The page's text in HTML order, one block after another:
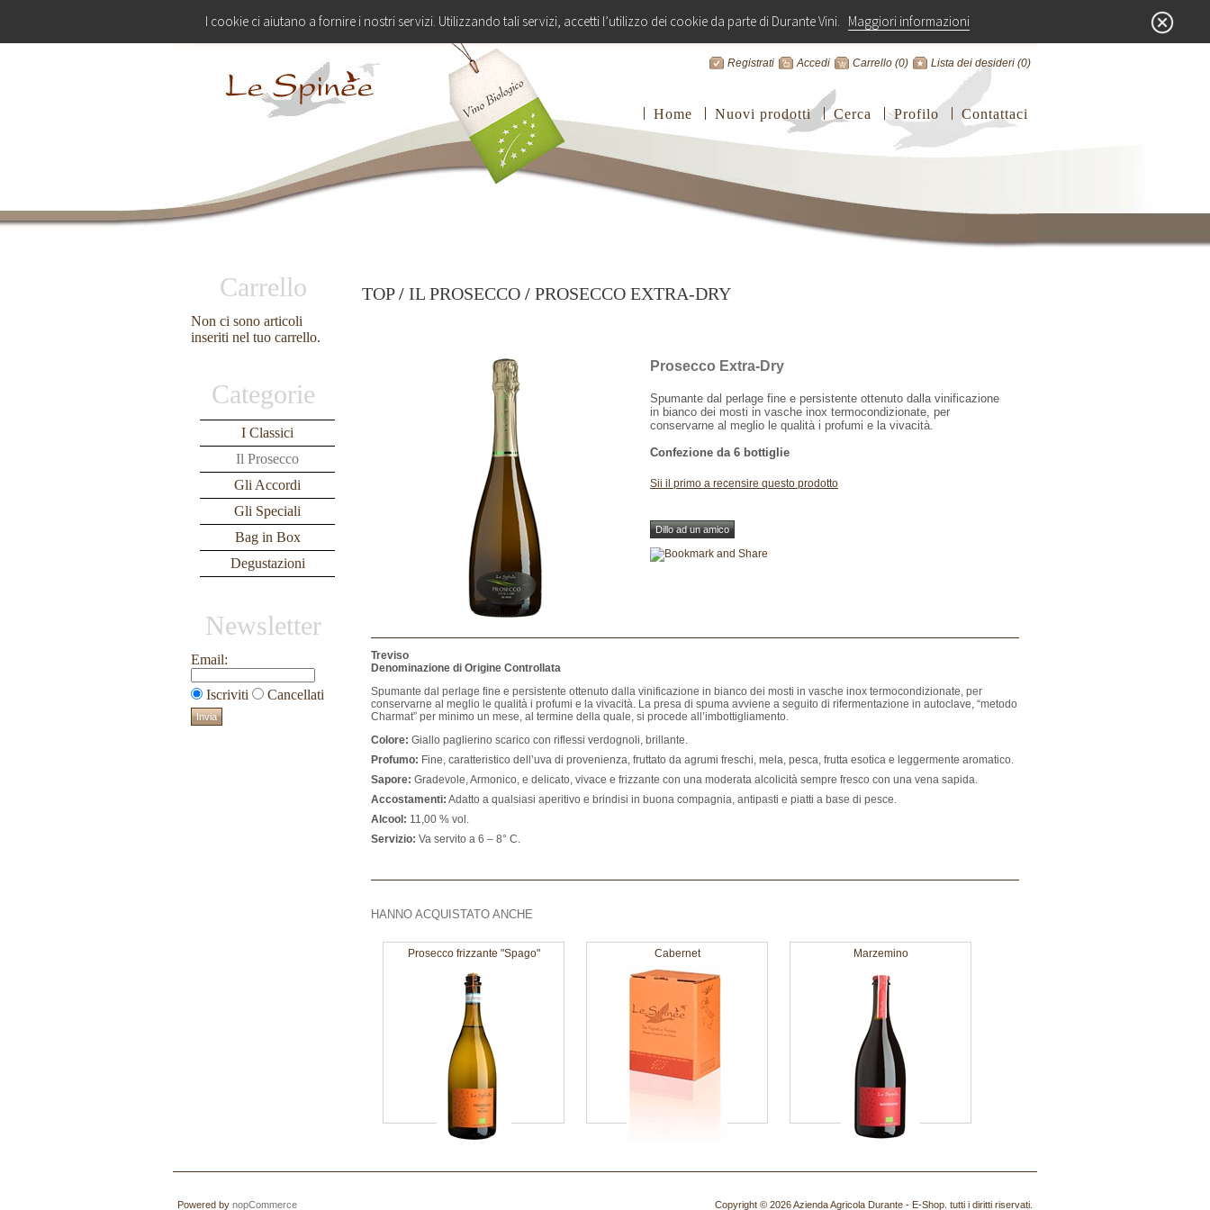
I cookie ci aiutano a fornire i nostri servizi. Utilizzando tali servizi, accetti l’utilizzo dei cookie da parte di Durante Vini. Maggiori informazioni
Registrati Accedi Carrello (0) Lista dei desideri (0)
Home Nuovi prodotti Cerca Profilo Contattaci
Carrello
Non ci sono articoli
inseriti nel tuo carrello.
Categorie
I Classici
Il Prosecco
Gli Accordi
Gli Speciali
Bag in Box
Degustazioni
Newsletter
Email:
Iscriviti Cancellati
TOP/ IL PROSECCO / PROSECCO EXTRA-DRY
Prosecco Extra-Dry
Spumante dal perlage fine e persistente ottenuto dalla vinificazione
in bianco dei mosti in vasche inox termocondizionate, per
conservarne al meglio le qualità i profumi e la vivacità.
Confezione da 6 bottiglie
Sii il primo a recensire questo prodotto
Treviso
Denominazione di Origine Controllata
Spumante dal perlage fine e persistente ottenuto dalla vinificazione in bianco dei mosti in vasche inox termocondizionate, per
conservarne al meglio le qualità i profumi e la vivacità. La presa di spuma avviene a seguito di rifermentazione in autoclave, “metodo
Charmat” per minimo un mese, al termine della quale, si procede all’imbottigliamento.
Colore: Giallo paglierino scarico con riflessi verdognoli, brillante.
Profumo: Fine, caratteristico dell’uva di provenienza, fruttato da agrumi freschi, mela, pesca, frutta esotica e leggermente aromatico.
Sapore: Gradevole, Armonico, e delicato, vivace e frizzante con una moderata alcolicità sempre fresco con una vena sapida.
Accostamenti: Adatto a qualsiasi aperitivo e brindisi in buona compagnia, antipasti e piatti a base di pesce.
Alcool: 11,00 % vol.
Servizio: Va servito a 6 – 8° C.
HANNO ACQUISTATO ANCHE
Prosecco frizzante "Spago" Cabernet Marzemino
Powered by nopCommerce Copyright © 2026 Azienda Agricola Durante - E-Shop. tutti i diritti riservati.